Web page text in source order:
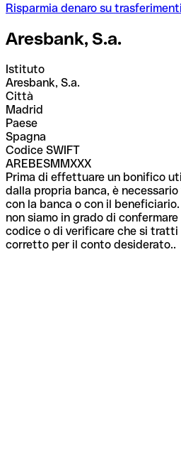
Risparmia denaro su
Aresbank, S.a.
Istituto
Aresbank, S.a.
Città
Madrid
Paese
Spagna
Codice SWIFT
AREBESMMXXX
Prima di effettuare un bonifico
dalla propria banca, è
con la banca o con il
non siamo in grado di
codice o di verificare che si tratti
corretto per il conto desiderato..